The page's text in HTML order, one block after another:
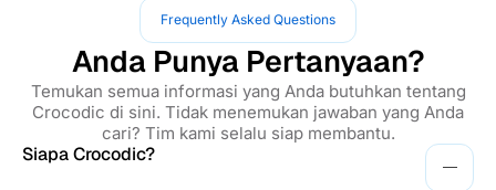
Frequently Asked Questions
Anda Punya Pertanyaan?
Temukan semua informasi yang Anda butuhkan tentang
Crocodic di sini. Tidak menemukan jawaban yang Anda
cari? Tim kami selalu siap membantu.
Siapa Crocodic?